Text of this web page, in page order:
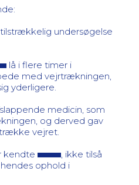
undersøgelse
lå i flere timer i
med vejrtrækningen,
yderligere.
medicin, som
og derved gav
vejret.
kendte
, ikke tilså
ophold i